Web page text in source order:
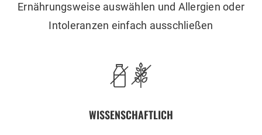
Ernährungsweise auswählen und Allergien oder
Intoleranzen einfach ausschließen
WISSENSCHAFTLICH